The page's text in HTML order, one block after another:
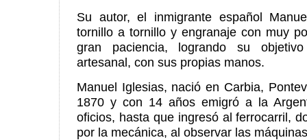
Su autor, el inmigrante español
tornillo a tornillo y engranaje con muy
gran paciencia, logrando su
artesanal, con sus propias manos.
Manuel Iglesias, nació en Carbia,
1870 y con 14 años emigró a la
oficios, hasta que ingresó al ferrocarril,
por la mecánica, al observar las